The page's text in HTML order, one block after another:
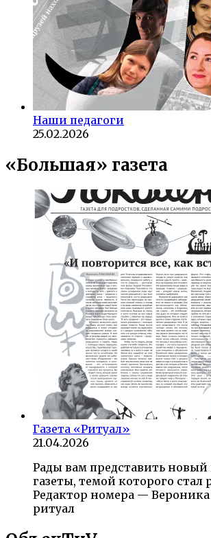
Наши педагоги
25.02.2026
«Большая» газета
Газета «Ритуал»
21.04.2026
Рады вам представить
газеты, темой которого стал
Редактор номера —
ритуал